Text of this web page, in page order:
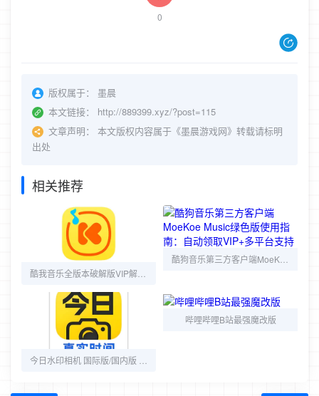
0
版权属于：
墨晨
本文链接：
http://889399.xyz/?post=115
文章声明：
本文版权内容属于《墨晨游戏网》转载请标明
出处
相关推荐
哔哩哔哩B站最强魔改版